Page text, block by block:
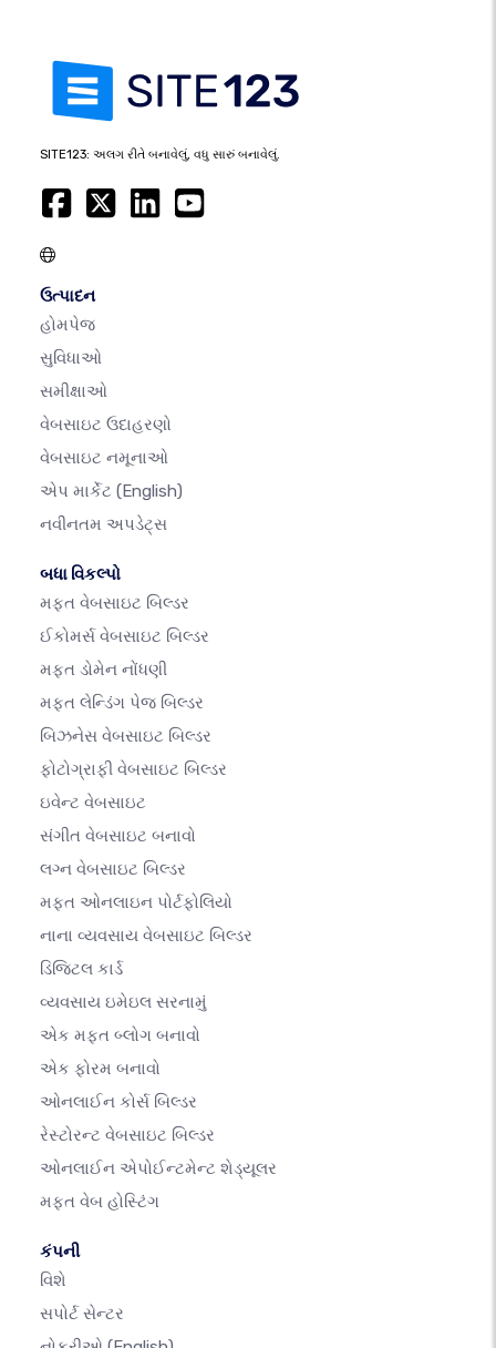
SITE123: અલગ રીતે બનાવેલું, વધુ સારું બનાવેલું.
ઉત્પાદન
હોમપેજ
સુવિધાઓ
સમીક્ષાઓ
વેબસાઇટ ઉદાહરણો
વેબસાઇટ નમૂનાઓ
એપ માર્કેટ (English)
નવીનતમ અપડેટ્સ
બધા વિકલ્પો
મફત વેબસાઇટ બિલ્ડર
ઈકોમર્સ વેબસાઇટ બિલ્ડર
મફત ડોમેન નોંધણી
મફત લેન્ડિંગ પેજ બિલ્ડર
બિઝનેસ વેબસાઇટ બિલ્ડર
ફોટોગ્રાફી વેબસાઇટ બિલ્ડર
ઇવેન્ટ વેબસાઇટ
સંગીત વેબસાઇટ બનાવો
લગ્ન વેબસાઇટ બિલ્ડર
મફત ઓનલાઇન પોર્ટફોલિયો
નાના વ્યવસાય વેબસાઇટ બિલ્ડર
ડિજિટલ કાર્ડ
વ્યવસાય ઇમેઇલ સરનામું
એક મફત બ્લોગ બનાવો
એક ફોરમ બનાવો
ઓનલાઈન કોર્સ બિલ્ડર
રેસ્ટોરન્ટ વેબસાઇટ બિલ્ડર
ઓનલાઈન એપોઈન્ટમેન્ટ શેડ્યૂલર
મફત વેબ હોસ્ટિંગ
કંપની
વિશે
સપોર્ટ સેન્ટર